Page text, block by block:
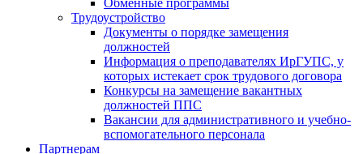
Обменные программы
Трудоустройство
Документы о порядке замещения
должностей
Информация о преподавателях ИрГУПС, у
которых истекает срок трудового договора
Конкурсы на замещение вакантных
должностей ППС
Вакансии для административного и учебно-
вспомогательного персонала
Партнерам